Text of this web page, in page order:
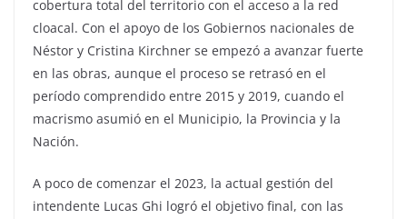
cobertura total del territorio con el acceso a la red
cloacal. Con el apoyo de los Gobiernos nacionales de
Néstor y Cristina Kirchner se empezó a avanzar fuerte
en las obras, aunque el proceso se retrasó en el
período comprendido entre 2015 y 2019, cuando el
macrismo asumió en el Municipio, la Provincia y la
Nación.
A poco de comenzar el 2023, la actual gestión del
intendente Lucas Ghi logró el objetivo final, con las